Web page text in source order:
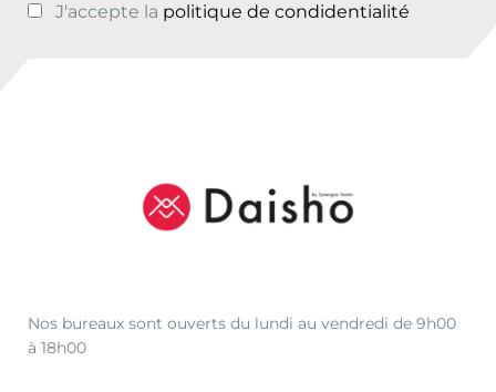
J'accepte la politique de condidentialité
Nos bureaux sont ouverts du lundi au vendredi de 9h00
à 18h00